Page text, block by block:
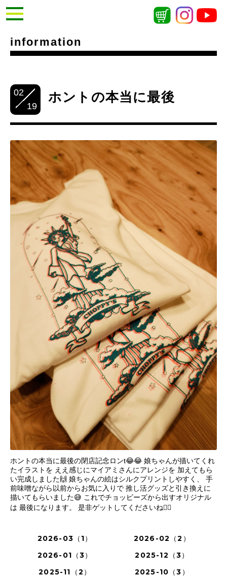
information
02
19
ホントの本当に最後
ホントの本当に最後の閉店記念ロンt😂😂 娘ちゃんが描いてくれ
たイラストを ええ感じにマイアミさんにアレンジを 加えてもら
い完成しました🙌 娘ちゃんの絵はシルクプリントしやすく、 手
前味噌ながら以前からお気に入りで 推し活グッズと引き換えに
描いてもらいました😅 これでチョッピーズから出すオリジナル
は 最後になります。 是非ゲットしてくださいね🙇‍♂️
2026-03（1）
2026-02（2）
2026-01（3）
2025-12（3）
2025-11（2）
2025-10（3）